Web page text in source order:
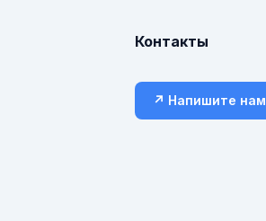
Контакты
↗ Напишите нам